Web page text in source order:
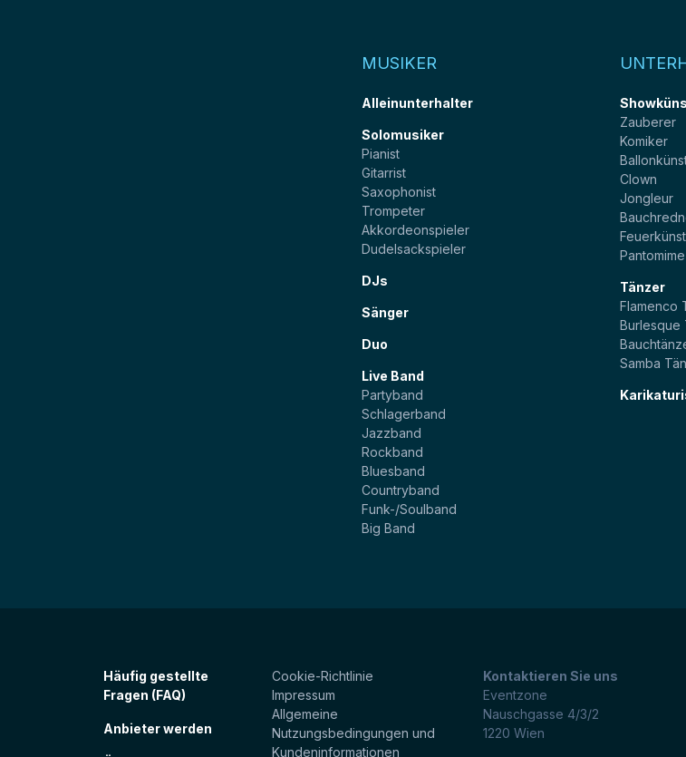
MUSIKER
Alleinunterhalter
Solomusiker
Pianist
Gitarrist
Saxophonist
Trompeter
Akkordeonspieler
Dudelsackspieler
DJs
Sänger
Duo
Live Band
Partyband
Schlagerband
Jazzband
Rockband
Bluesband
Countryband
Funk-/Soulband
Big Band
Zauberer
Komiker
Clown
Jongleur
Tänzer
Flamenco
Burlesque
Samba
Häufig gestellte
Fragen (FAQ)
Anbieter werden
Cookie-Richtlinie
Impressum
Allgemeine
Nutzungsbedingungen und
Kundeninformationen
Kontaktieren Sie uns
Eventzone
Nauschgasse 4/3/2
1220 Wien